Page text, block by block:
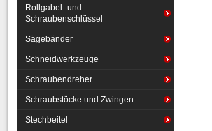
Rollgabel- und
Schraubenschlüssel
Sägebänder
Schneidwerkzeuge
Schraubendreher
Schraubstöcke und Zwingen
Stechbeitel